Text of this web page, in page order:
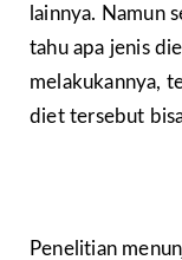
lainnya. Namun
tahu apa jenis
melakukannya,
diet tersebut
Penelitian